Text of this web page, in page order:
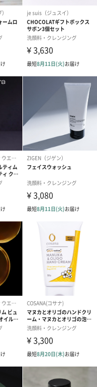
分グリーンティーウォー
となく抽出するダブルス
シュな朝摘みの茶葉をそ
の3.5倍も濃縮することに
遺産にも登録されてい
島・チェジュ島の恵みを
1月に誕生。
みやすいブランドとして
ます。
に
げメイクも落とせる洗顔
な方へのプレゼントにい
さ157mm